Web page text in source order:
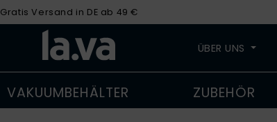
Gratis Versand in DE ab 49 €
ÜBER UNS
VAKUUMBEHÄLTER ZUBEHÖR